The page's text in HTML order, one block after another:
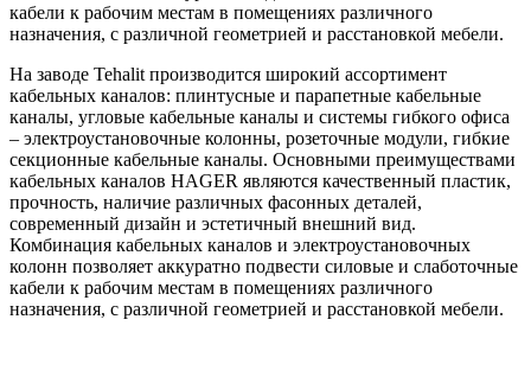
кабели к рабочим местам в помещениях различного
назначения, с различной геометрией и расстановкой мебели.
На заводе Tehalit производится широкий ассортимент
кабельных каналов: плинтусные и парапетные кабельные
каналы, угловые кабельные каналы и системы гибкого офиса
– электроустановочные колонны, розеточные модули, гибкие
секционные кабельные каналы. Основными преимуществами
кабельных каналов HAGER являются качественный пластик,
прочность, наличие различных фасонных деталей,
современный дизайн и эстетичный внешний вид.
Комбинация кабельных каналов и электроустановочных
колонн позволяет аккуратно подвести силовые и слаботочные
кабели к рабочим местам в помещениях различного
назначения, с различной геометрией и расстановкой мебели.